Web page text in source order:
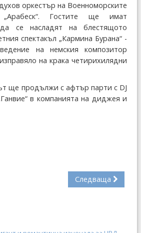
оркестър на Военноморските
Гостите ще имат
се насладят на блестящото
спектакъл „Кармина Бурана“ -
на немския композитор
на крака четирихилядни
ще продължи с афтър парти с DJ
в компанията на диджея и
Следваща